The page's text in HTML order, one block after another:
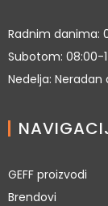
Radnim danima:
Subotom: 08:00-
Nedelja: Neradan
GEFF proizvodi
Brendovi